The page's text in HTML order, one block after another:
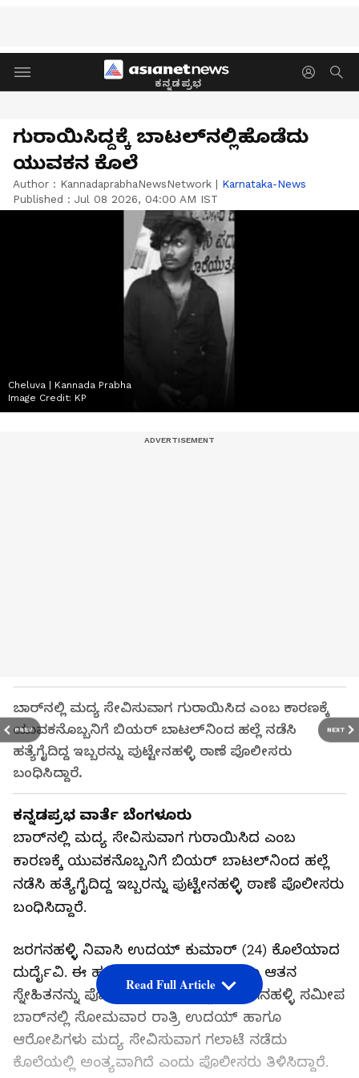
ಕನ್ನಡಪ್ರಭ
PREV NEXT
ಗುರಾಯಿಸಿದ್ದಕ್ಕೆ ಬಾಟಲ್‌ನಲ್ಲಿಹೊಡೆದು
ಯುವಕನ ಕೊಲೆ
Author : KannadaprabhaNewsNetwork | Karnataka-News
Published : Jul 08 2026, 04:00 AM IST
Cheluva | Kannada Prabha
Image Credit: KP
ಬಾರ್‌ನಲ್ಲಿ ಮದ್ಯ ಸೇವಿಸುವಾಗ ಗುರಾಯಿಸಿದ ಎಂಬ ಕಾರಣಕ್ಕೆ
ಯುವಕನೊಬ್ಬನಿಗೆ ಬಿಯರ್ ಬಾಟಲ್‌ನಿಂದ ಹಲ್ಲೆ ನಡೆಸಿ
ಹತ್ಯೆಗೈದಿದ್ದ ಇಬ್ಬರನ್ನು ಪುಟ್ಟೇನಹಳ್ಳಿ ಠಾಣೆ ಪೊಲೀಸರು
ಬಂಧಿಸಿದ್ದಾರೆ.
ಕನ್ನಡಪ್ರಭ ವಾರ್ತೆ ಬೆಂಗಳೂರು
ಬಾರ್‌ನಲ್ಲಿ ಮದ್ಯ ಸೇವಿಸುವಾಗ ಗುರಾಯಿಸಿದ ಎಂಬ
ಕಾರಣಕ್ಕೆ ಯುವಕನೊಬ್ಬನಿಗೆ ಬಿಯರ್ ಬಾಟಲ್‌ನಿಂದ ಹಲ್ಲೆ
ನಡೆಸಿ ಹತ್ಯೆಗೈದಿದ್ದ ಇಬ್ಬರನ್ನು ಪುಟ್ಟೇನಹಳ್ಳಿ ಠಾಣೆ ಪೊಲೀಸರು
ಬಂಧಿಸಿದ್ದಾರೆ.
ಜರಗನಹಳ್ಳಿ ನಿವಾಸಿ ಉದಯ್ ಕುಮಾರ್ (24) ಕೊಲೆಯಾದ
ದುರ್ದೈವಿ. ಈ ಹತ್ಯೆ ಸಂಬಂಧ ಚೆಲುವ ಹಾಗೂ ಆತನ
ಸ್ನೇಹಿತನನ್ನು ಪೊಲೀಸರು ಬಂಧಿಸಿದ್ದಾರೆ. ಜರಗನಹಳ್ಳಿ ಸಮೀಪ
ಬಾರ್‌ನಲ್ಲಿ ಸೋಮವಾರ ರಾತ್ರಿ ಉದಯ್ ಹಾಗೂ
ಆರೋಪಿಗಳು ಮದ್ಯ ಸೇವಿಸುವಾಗ ಗಲಾಟೆ ನಡೆದು
ಕೊಲೆಯಲ್ಲಿ ಅಂತ್ಯವಾಗಿದೆ ಎಂದು ಪೊಲೀಸರು ತಿಳಿಸಿದ್ದಾರೆ.
Read Full Article